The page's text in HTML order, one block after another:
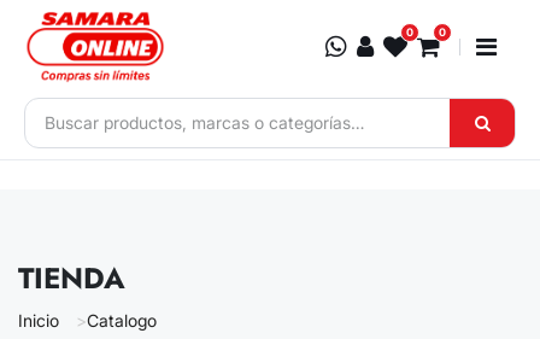
Ir al contenido
0 0
TIENDA
Inicio Catalogo